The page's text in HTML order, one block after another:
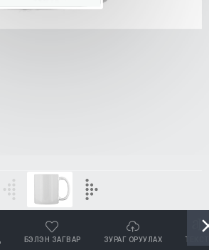
БЭЛЭН ЗАГВАР ЗУРАГ ОРУУЛАХ ТЕКСТ